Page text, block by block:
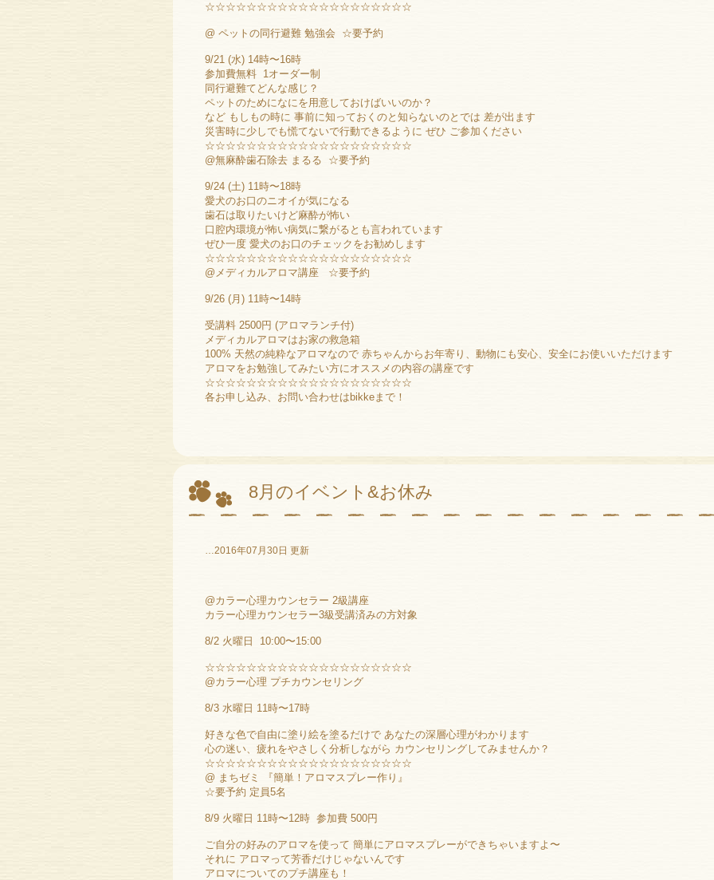
☆☆☆☆☆☆☆☆☆☆☆☆☆☆☆☆☆☆☆☆
@ ペットの同行避難 勉強会 ☆要予約
9/21 (水) 14時〜16時
参加費無料 1オーダー制
同行避難てどんな感じ？
ペットのためになにを用意しておけばいいのか？
など もしもの時に 事前に知っておくのと知らないのとでは 差が出ます
災害時に少しでも慌てないで行動できるように ぜひ ご参加ください
☆☆☆☆☆☆☆☆☆☆☆☆☆☆☆☆☆☆☆☆
@無麻酔歯石除去 まるる ☆要予約
9/24 (土) 11時〜18時
愛犬のお口のニオイが気になる
歯石は取りたいけど麻酔が怖い
口腔内環境が怖い病気に繋がるとも言われています
ぜひ一度 愛犬のお口のチェックをお勧めします
☆☆☆☆☆☆☆☆☆☆☆☆☆☆☆☆☆☆☆☆
@メディカルアロマ講座 ☆要予約
9/26 (月) 11時〜14時
受講料 2500円 (アロマランチ付)
メディカルアロマはお家の救急箱
100% 天然の純粋なアロマなので 赤ちゃんからお年寄り、動物にも安心、安全にお使いいただけます
アロマをお勉強してみたい方にオススメの内容の講座です
☆☆☆☆☆☆☆☆☆☆☆☆☆☆☆☆☆☆☆☆
各お申し込み、お問い合わせはbikkeまで！
8月のイベント&お休み
…2016年07月30日 更新
@カラー心理カウンセラー 2級講座
カラー心理カウンセラー3級受講済みの方対象
8/2 火曜日 10:00〜15:00
☆☆☆☆☆☆☆☆☆☆☆☆☆☆☆☆☆☆☆☆
@カラー心理 プチカウンセリング
8/3 水曜日 11時〜17時
好きな色で自由に塗り絵を塗るだけで あなたの深層心理がわかります
心の迷い、疲れをやさしく分析しながら カウンセリングしてみませんか？
☆☆☆☆☆☆☆☆☆☆☆☆☆☆☆☆☆☆☆☆
@ まちゼミ 『簡単！アロマスプレー作り』
☆要予約 定員5名
8/9 火曜日 11時〜12時 参加費 500円
ご自分の好みのアロマを使って 簡単にアロマスプレーができちゃいますよ〜
それに アロマって芳香だけじゃないんです
アロマについてのプチ講座も！